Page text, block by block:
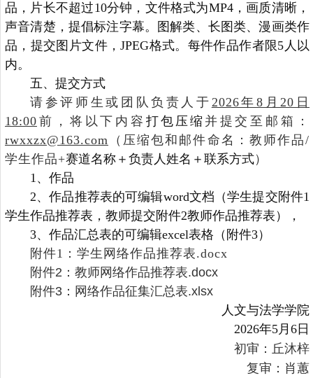
品，片长不超过10分钟，文件格式为MP4，画质清晰，
声音清楚，提倡标注字幕。图解类、长图类、漫画类作
品，提交图片文件，JPEG格式。每件作品作者限5人以
内。
五、提交方式
请参评师生或团队负责人于 2026年8月20日
18:00 前，将以下内容打包压缩 并提交至邮箱：
rwxxzx@163.com （压缩包和邮件命名：教师作品/
学生作品+赛道名称＋负责人姓名＋联系方式）
1、 作品
2、作品推荐表的可编辑word文档（学生提交附件1
学生作品推荐表，教师提交附件2教师作品推荐表），
3、 作品汇总表的可编辑excel表格（附件3）
附件1：学生网络作品推荐表.docx
附件2：教师网络作品推荐表.docx
附件3：网络作品征集汇总表.xlsx
人文与法学学院
2026年5月6日
初审：丘沐梓
复审：肖蕙